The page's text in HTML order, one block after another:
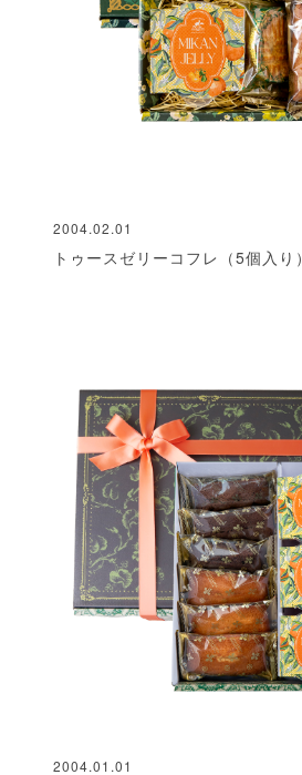
2004.02.01
トゥースゼリーコフレ（5個入り）
2004.01.01